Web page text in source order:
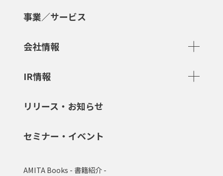
事業／サービス
会社情報
IR情報
リリース・お知らせ
セミナー・イベント
AMITA Books - 書籍紹介 -